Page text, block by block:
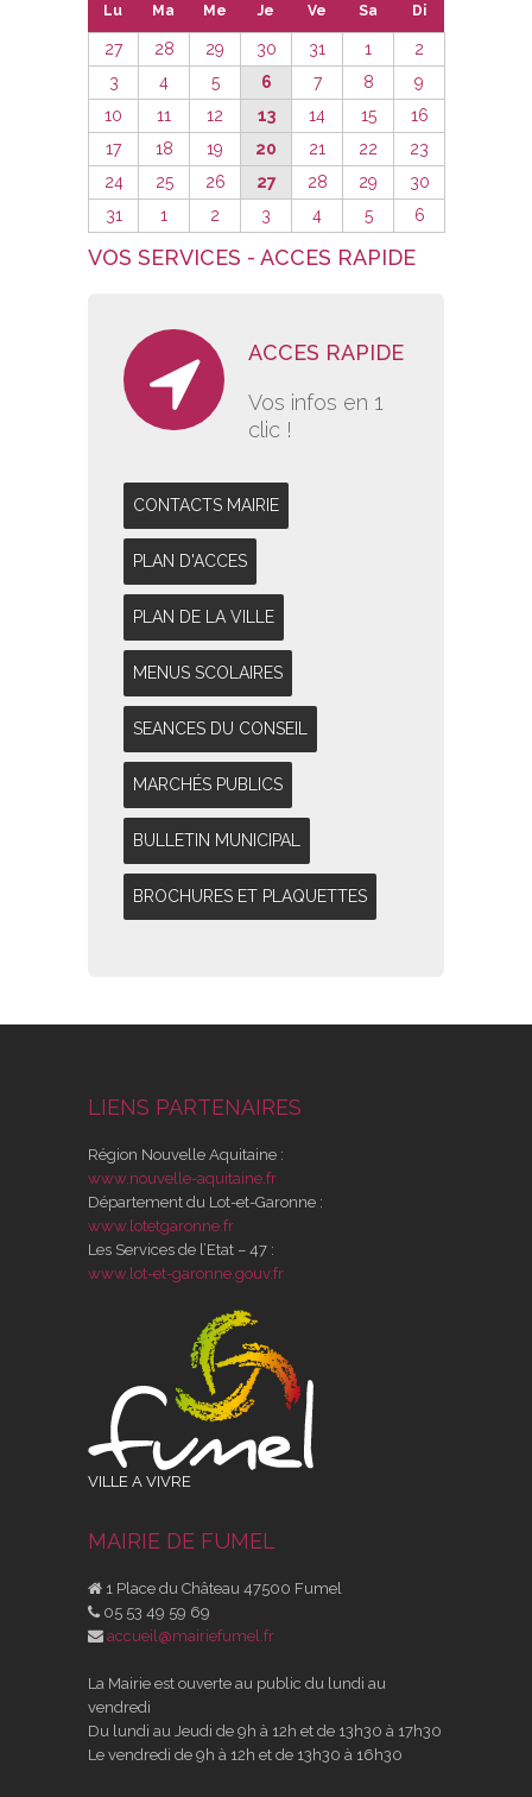
Lu Ma Me Je Ve Sa Di
27 28 29 30 31 1
2
3
4 5 6 7 8
9
10
11 12 13 14 15
16
17
18 19 20 21 22
23
24
25 26 27 28 29
30
31
1 2 3 4 5 6
VOS SERVICES - ACCES RAPIDE
ACCES RAPIDE
Vos infos en 1
clic !
CONTACTS MAIRIE
PLAN D'ACCES
PLAN DE LA VILLE
MENUS SCOLAIRES
SEANCES DU CONSEIL
MARCHÉS PUBLICS
BULLETIN MUNICIPAL
BROCHURES ET PLAQUETTES
LIENS PARTENAIRES
Région Nouvelle Aquitaine :
www.nouvelle-aquitaine.fr
Département du Lot-et-Garonne :
www.lotetgaronne.fr
Les Services de l’Etat – 47 :
www.lot-et-garonne.gouv.fr
VILLE A VIVRE
MAIRIE DE FUMEL
1 Place du Château 47500 Fumel
05 53 49 59 69
accueil@mairiefumel.fr
La Mairie est ouverte au public du lundi au
vendredi
Du lundi au Jeudi de 9h à 12h et de 13h30 à 17h30
Le vendredi de 9h à 12h et de 13h30 à 16h30